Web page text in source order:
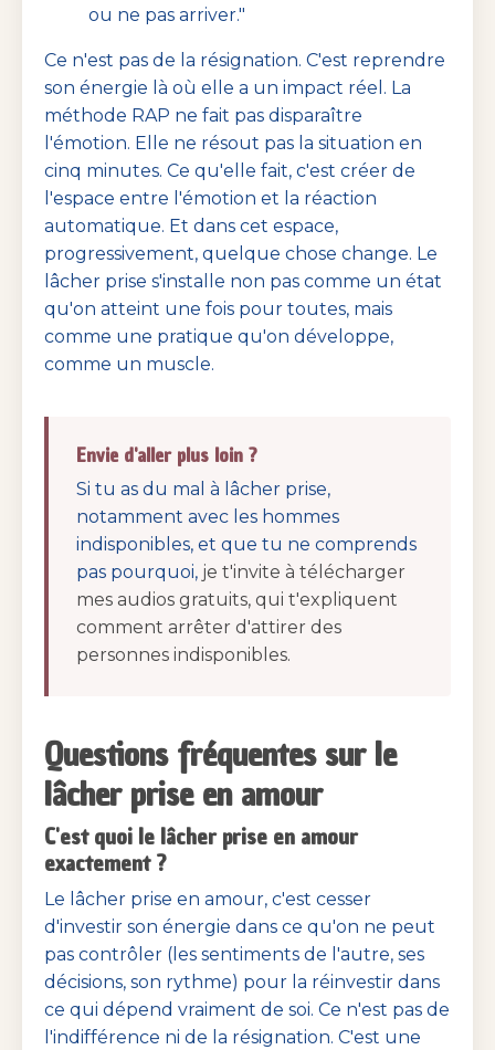
ou ne pas arriver."
Ce n'est pas de la résignation. C'est reprendre
son énergie là où elle a un impact réel. La
méthode RAP ne fait pas disparaître
l'émotion. Elle ne résout pas la situation en
cinq minutes. Ce qu'elle fait, c'est créer de
l'espace entre l'émotion et la réaction
automatique. Et dans cet espace,
progressivement, quelque chose change. Le
lâcher prise s'installe non pas comme un état
qu'on atteint une fois pour toutes, mais
comme une pratique qu'on développe,
comme un muscle.
Envie d'aller plus loin ?
Si tu as du mal à lâcher prise,
notamment avec les hommes
indisponibles, et que tu ne comprends
pas pourquoi, je t'invite à télécharger
mes audios gratuits, qui t'expliquent
comment arrêter d'attirer des
personnes indisponibles.
Questions fréquentes sur le
lâcher prise en amour
C'est quoi le lâcher prise en amour
exactement ?
Le lâcher prise en amour, c'est cesser
d'investir son énergie dans ce qu'on ne peut
pas contrôler (les sentiments de l'autre, ses
décisions, son rythme) pour la réinvestir dans
ce qui dépend vraiment de soi. Ce n'est pas de
l'indifférence ni de la résignation. C'est une